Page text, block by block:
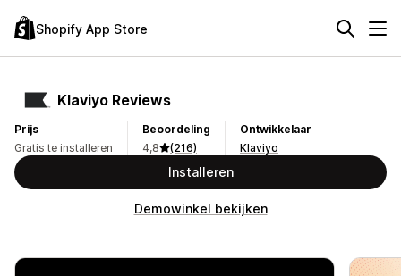
Shopify App Store
Klaviyo Reviews
Prijs
Gratis te installeren
Beoordeling
4,8
(216)
Ontwikkelaar
Klaviyo
Installeren
Demowinkel bekijken